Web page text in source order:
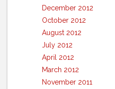
December 2012
October 2012
August 2012
July 2012
April 2012
March 2012
November 2011